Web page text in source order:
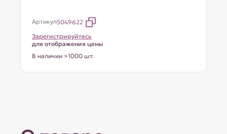
Артикул5049622
Зарегистрируйтесь
для отображения цены
В наличии >1000 шт.